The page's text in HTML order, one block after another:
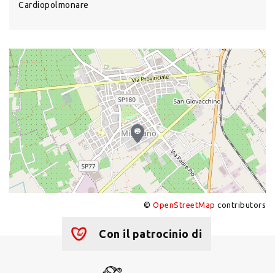
Cardiopolmonare
© OpenStreetMap contributors
Con il patrocinio di